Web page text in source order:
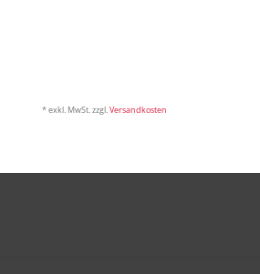
* exkl. MwSt. zzgl.Versandkosten